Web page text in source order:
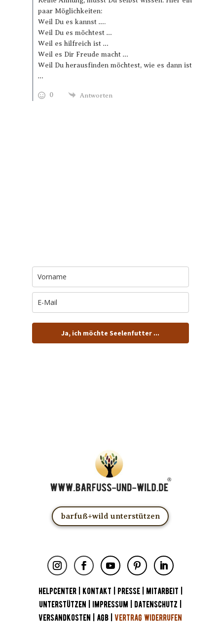
paar Möglichkeiten:
Weil Du es kannst ….
Weil Du es möchtest …
Weil es hilfreich ist …
Weil es Dir Freude macht …
Weil Du herausfinden möchtest, wie es dann ist
…
0 Antworten
Ja, ich möchte Seelenfutter ...
barfuß+wild unterstützen
HELPCENTER| KONTAKT PRESSE| MITARBEIT
UNTERSTÜTZEN
IMPRESSUM DATENSCHUTZ
VERSANDKOSTEN
AGB |VERTRAG WIDERRUFEN